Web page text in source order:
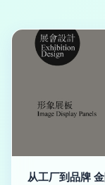
从工厂到品牌